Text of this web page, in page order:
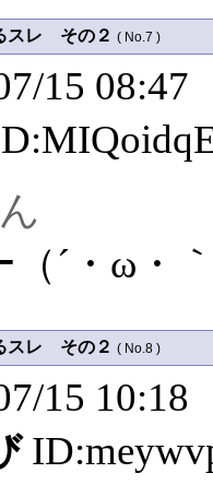
スレ その２ ( No.7 )
15 08:47
´・ω・
スレ その２ ( No.8 )
15 10:18